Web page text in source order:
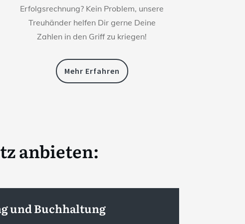
Erfolgsrechnung? Kein Problem, unsere
Treuhänder helfen Dir gerne Deine
Zahlen in den Griff zu kriegen!
Mehr Erfahren
anbieten:
und Buchhaltung